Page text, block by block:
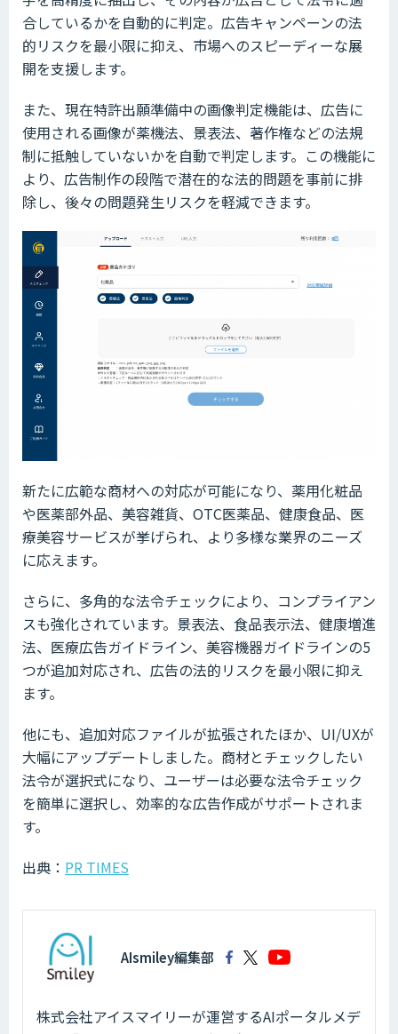
合しているかを自動的に判定。広告キャンペーンの法
的リスクを最小限に抑え、市場へのスピーディーな展
開を支援します。
また、現在特許出願準備中の画像判定機能は、広告に
使用される画像が薬機法、景表法、著作権などの法規
制に抵触していないかを自動で判定します。この機能に
より、広告制作の段階で潜在的な法的問題を事前に排
除し、後々の問題発生リスクを軽減できます。
新たに広範な商材への対応が可能になり、薬用化粧品
や医薬部外品、美容雑貨、OTC医薬品、健康食品、医
療美容サービスが挙げられ、より多様な業界のニーズ
に応えます。
さらに、多角的な法令チェックにより、コンプライアン
スも強化されています。景表法、食品表示法、健康増進
法、医療広告ガイドライン、美容機器ガイドラインの5
つが追加対応され、広告の法的リスクを最小限に抑え
ます。
他にも、追加対応ファイルが拡張されたほか、UI/UXが
大幅にアップデートしました。商材とチェックしたい
法令が選択式になり、ユーザーは必要な法令チェック
を簡単に選択し、効率的な広告作成がサポートされま
す。
出典： PR TIMES
AIsmiley編集部
株式会社アイスマイリーが運営するAIポータルメデ